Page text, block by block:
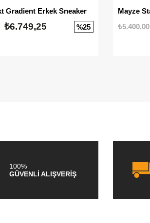
Gradient Erkek Sneaker
₺6.749,25 %25
₺5.400,00
100%
GÜVENLİ ALIŞVERİŞ